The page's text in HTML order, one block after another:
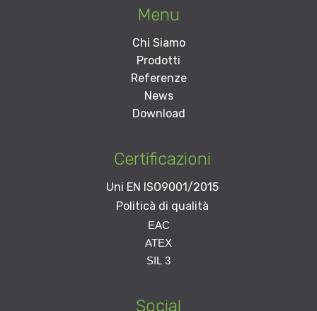
Menu
Chi Siamo
Prodotti
Referenze
News
Download
Certificazioni
Uni EN ISO9001/2015
Politicà di qualità
EAC
Per richiedere la
certificazione inviare una
info@amm-tech.it
ATEX
Per richiedere la
certificazione inviare una
SIL 3
Social